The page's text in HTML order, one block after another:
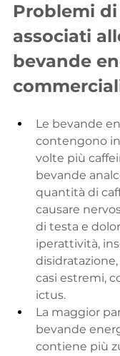
Problemi
associati
bevande
Le bevande
contengono
volte più
bevande
quantità di
causare
di testa e
iperattività,
casi estremi,
ictus.
La maggior
bevande
contiene più